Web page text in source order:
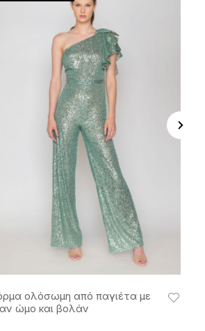
ολόσωμη από παγιέτα με
ώμο και βολάν